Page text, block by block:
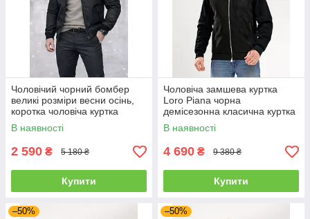
Чоловічий чорний бомбер
великі розміри весни осінь,
коротка чоловіча куртка
батал вітровка демісезонна
В наявності
2 590 ₴ 5 180 ₴
Купити
Чоловіча замшева куртка
Loro Piana чорна
демісезонна класична куртка
бомбер люкс якість
В наявності
4 690 ₴ 9 380 ₴
Купити
–50% –50%